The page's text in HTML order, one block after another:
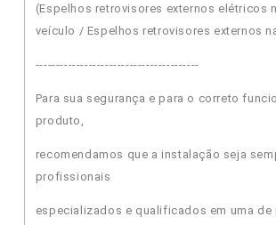
(Espelhos retrovisores externos elétricos
veículo / Espelhos retrovisores externos
----------------------------------------
Para sua segurança e para o correto
produto,
recomendamos que a instalação seja
profissionais
especializados e qualificados em uma de